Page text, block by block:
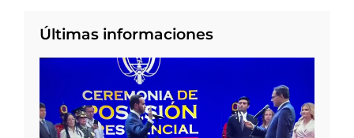
Últimas informaciones